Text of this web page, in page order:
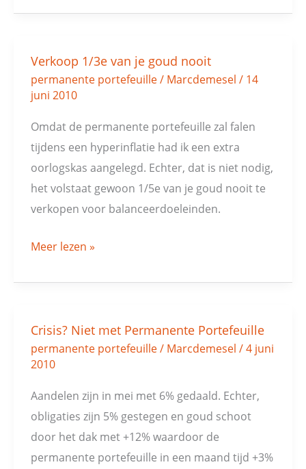
Verkoop 1/3e van je goud nooit
permanente portefeuille/ Marcdemesel / 14
juni 2010
Omdat de permanente portefeuille zal falen
tijdens een hyperinflatie had ik een extra
oorlogskas aangelegd. Echter, dat is niet nodig,
het volstaat gewoon 1/5e van je goud nooit te
verkopen voor balanceerdoeleinden.
Verkoop
1/3e
van
je
goud
nooit
Meer lezen »
Crisis? Niet met Permanente Portefeuille
permanente portefeuille/ Marcdemesel /4 juni
2010
Aandelen zijn in mei met 6% gedaald. Echter,
obligaties zijn 5% gestegen en goud schoot
door het dak met +12% waardoor de
permanente portefeuille in een maand tijd +3%
Crisis?
Niet
met
Permanente
Portefeuille